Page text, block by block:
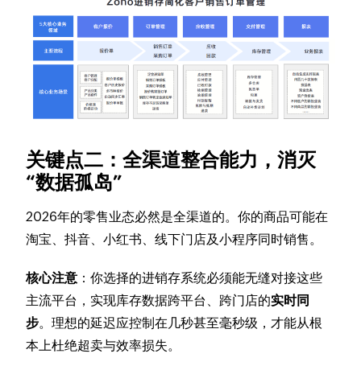
关键点二：全渠道整合能力，消灭
“数据孤岛”
2026年的零售业态必然是全渠道的。你的商品可能在
淘宝、抖音、小红书、线下门店及小程序同时销售。
核心注意 ：你选择的进销存系统必须能无缝对接这些
主流平台，实现库存数据跨平台、跨门店的实时同
步。理想的延迟应控制在几秒甚至毫秒级，才能从根
本上杜绝超卖与效率损失。